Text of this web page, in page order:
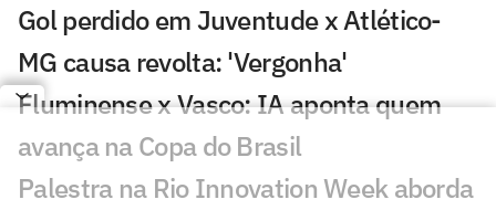
Gol perdido em Juventude x Atlético-
MG causa revolta: 'Vergonha'
Fluminense x Vasco: IA aponta quem
avança na Copa do Brasil
Palestra na Rio Innovation Week aborda